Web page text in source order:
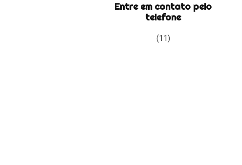
Entre em contato pelo
telefone
(11)